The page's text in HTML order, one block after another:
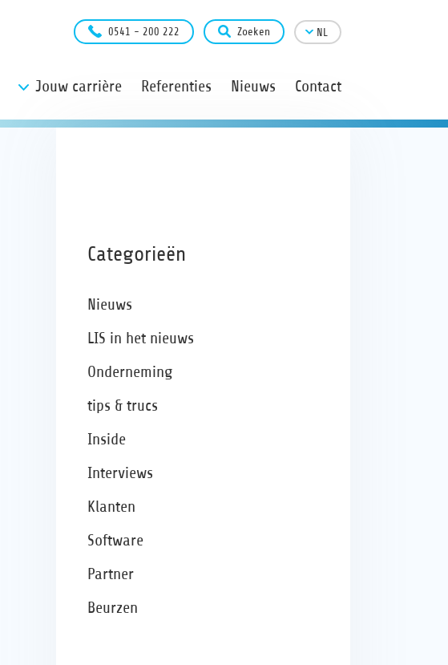
Jouw carrière Referenties Nieuws Contact
0541 - 200 222 Zoeken NL
Categorieën
Nieuws
LIS in het nieuws
Onderneming
tips & trucs
Inside
Interviews
Klanten
Software
Partner
Beurzen